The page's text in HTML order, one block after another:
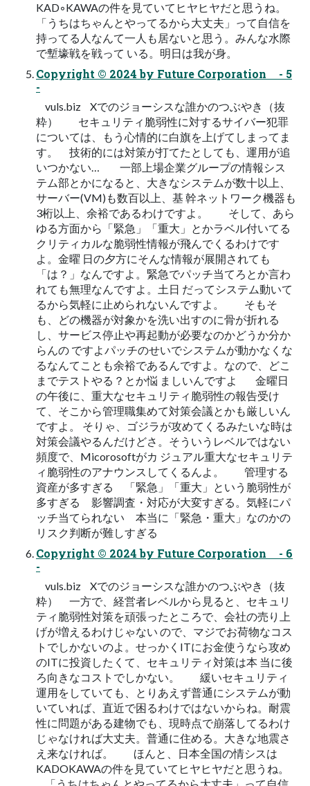
KAD◦KAWAの件を見ていてヒヤヒヤだと思うね。
「うちはちゃんとやってるから大丈夫」って自信を
持ってる人なんて一人も居ないと思う。みんな水際
で塹壕戦を戦って いる。明日は我が身。
Copyright © 2024 by Future Corporation - 5
-
vuls.biz Xでのジョーシスな誰かのつぶやき（抜
粋） セキュリティ脆弱性に対するサイバー犯罪
については、もう心情的に白旗を上げてしまってま
す。 技術的には対策が打てたとしても、運用が追
いつかない… 一部上場企業グループの情報シス
テム部とかになると、大きなシステムが数十以上、
サーバー(VM)も数百以上、基 幹ネットワーク機器も
3桁以上、余裕であるわけですよ。 そして、あら
ゆる方面から「緊急」「重大」とかラベル付いてる
クリティカルな脆弱性情報が飛んでくるわけです
よ。金曜 日の夕方にそんな情報が展開されても
「は？」なんですよ。緊急でパッチ当てろとか言わ
れても無理なんですよ。土日 だってシステム動いて
るから気軽に止められないんですよ。 そもそ
も、どの機器が対象かを洗い出すのに骨が折れる
し、サービス停止や再起動が必要なのかどうか分か
らんの ですよパッチのせいでシステムが動かなくな
るなんてことも余裕であるんですよ。なので、どこ
までテストやる？とか悩 ましいんですよ 金曜日
の午後に、重大なセキュリティ脆弱性の報告受け
て、そこから管理職集めて対策会議とかも厳しいん
ですよ。 そりゃ、ゴジラが攻めてくるみたいな時は
対策会議やるんだけどさ。そういうレベルではない
頻度で、Micorosoftがカ ジュアル重大なセキュリテ
ィ脆弱性のアナウンスしてくるんよ。 管理する
資産が多すぎる 「緊急」「重大」という脆弱性が
多すぎる 影響調査・対応が大変すぎる。気軽にパ
ッチ当てられない 本当に「緊急・重大」なのかの
リスク判断が難しすぎる
Copyright © 2024 by Future Corporation - 6
-
vuls.biz Xでのジョーシスな誰かのつぶやき（抜
粋） 一方で、経営者レベルから見ると、セキュリ
ティ脆弱性対策を頑張ったところで、会社の売り上
げが増えるわけじゃない ので、マジでお荷物なコス
トでしかないのよ。せっかくITにお金使うなら攻め
のITに投資したくて、セキュリティ対策は本 当に後
ろ向きなコストでしかない。 緩いセキュリティ
運用をしていても、とりあえず普通にシステムが動
いていれば、直近で困るわけではないからね。耐震
性に問題がある建物でも、現時点で崩落してるわけ
じゃなければ大丈夫。普通に住める。大きな地震さ
え来なければ。 ほんと、日本全国の情シスは
KADOKAWAの件を見ていてヒヤヒヤだと思うね。